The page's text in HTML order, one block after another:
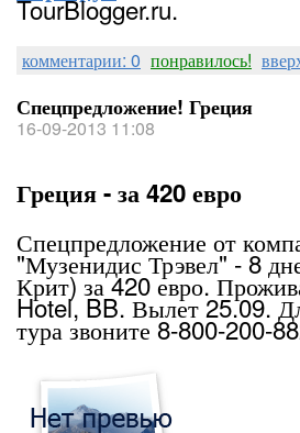
TourBlogger.ru.
комментарии: 0 понравилось!
Спецпредложение! Греция
16-09-2013 11:08
Греция - за 420 евро
Спецпредложение от
"Музенидис Трэвел" - 8
Крит) за 420 евро.
Hotel, BB. Вылет 25.09.
тура звоните 8-800-200-